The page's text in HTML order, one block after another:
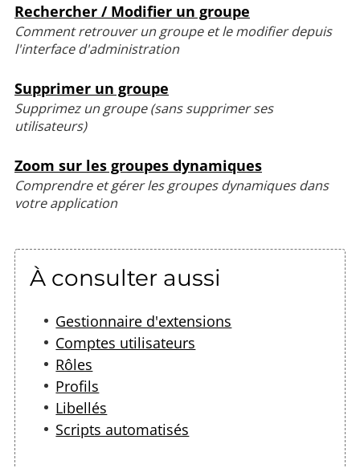
Rechercher / Modifier un groupe
Comment retrouver un groupe et le modifier depuis
l'interface d'administration
Supprimer un groupe
Supprimez un groupe (sans supprimer ses
utilisateurs)
Zoom sur les groupes dynamiques
Comprendre et gérer les groupes dynamiques dans
votre application
À consulter aussi
Gestionnaire d'extensions
Comptes utilisateurs
Rôles
Profils
Libellés
Scripts automatisés